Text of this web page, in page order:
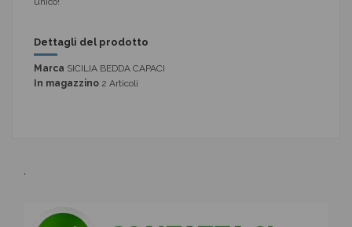
Dettagli del prodotto
Marca SICILIA BEDDA CAPACI
In magazzino 2 Articoli